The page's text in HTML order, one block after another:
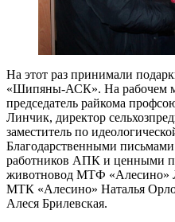
На этот раз принимали
«Шипяны-АСК». На рабочем
председатель райкома
Линчик, директор
заместитель по
Благодарственными
работников АПК и ценными
животновод МТФ «Алесино»
МТК «Алесино» Наталья
Алеся Брилевская.